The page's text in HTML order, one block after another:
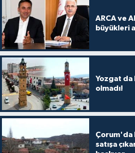
ARCA ve
büyükleri
Yozgat da
olmadı!
Çorum'da
satışa